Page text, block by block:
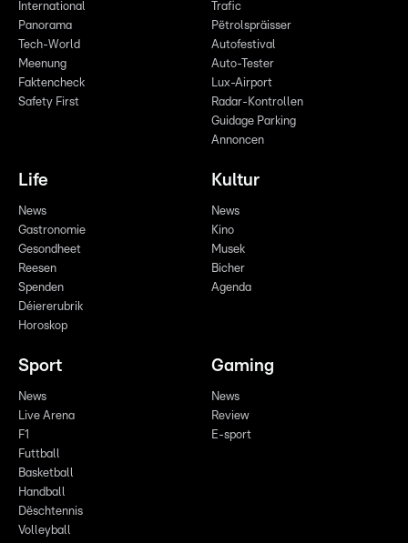
International
Panorama
Tech-World
Meenung
Faktencheck
Safety First
Trafic
Pëtrolspräisser
Autofestival
Auto-Tester
Lux-Airport
Radar-Kontrollen
Guidage Parking
Annoncen
Life
News
Gastronomie
Gesondheet
Reesen
Spenden
Déiererubrik
Horoskop
Kultur
News
Kino
Musek
Bicher
Agenda
Sport
News
Live Arena
F1
Futtball
Basketball
Handball
Dëschtennis
Volleyball
Gaming
News
Review
E-sport